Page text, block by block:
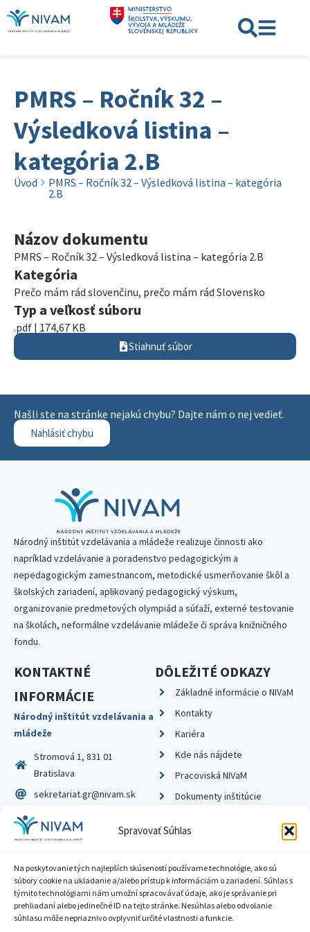
Spravovať Súhlas
Na poskytovanie tých najlepších skúseností používame technológie, ako sú
súbory cookie na ukladanie a/alebo prístup k informáciám o zariadení. Súhlas s
týmito technológiami nám umožní spracovávať údaje, ako je správanie pri
prehliadaní alebo jedinečné ID na tejto stránke. Nesúhlas alebo odvolanie
súhlasu môže nepriaznivo ovplyvniť určité vlastnosti a funkcie.
PMRS – Ročník 32 –
Výsledková listina –
kategória 2.B
Úvod
PMRS – Ročník 32 – Výsledková listina – kategória
2.B
Názov dokumentu
PMRS – Ročník 32 – Výsledková listina – kategória 2.B
Kategória
Prečo mám rád slovenčinu, prečo mám rád Slovensko
Typ a veľkosť súboru
.pdf | 174,67 KB
Stiahnuť súbor
Našli ste na stránke nejakú chybu? Dajte nám o nej vedieť.
Nahlásiť chybu
Národný inštitút vzdelávania a mládeže realizuje činnosti ako
napríklad vzdelávanie a poradenstvo pedagogickým a
nepedagogickým zamestnancom, metodické usmerňovanie škôl a
školských zariadení, aplikovaný pedagogický výskum,
organizovanie predmetových olympiád a súťaží, externé testovanie
na školách, neformálne vzdelávanie mládeže či správa knižničného
fondu.
KONTAKTNÉ
INFORMÁCIE
Národný inštitút vzdelávania a
mládeže
Stromová 1, 831 01
Bratislava
sekretariat.gr@nivam.sk
IČO: 00164348
DIČ: 2020798714
DÔLEŽITÉ ODKAZY
Základné informácie o NIVaM
Kontakty
Kariéra
Kde nás nájdete
Pracoviská NIVaM
Dokumenty inštitúcie
Zásady ochrany súkromia